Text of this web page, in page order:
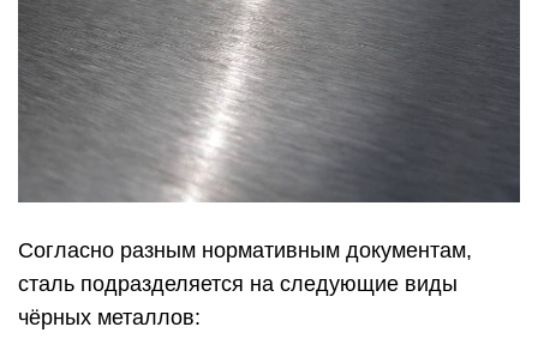
Согласно разным нормативным документам,
сталь подразделяется на следующие виды
чёрных металлов: